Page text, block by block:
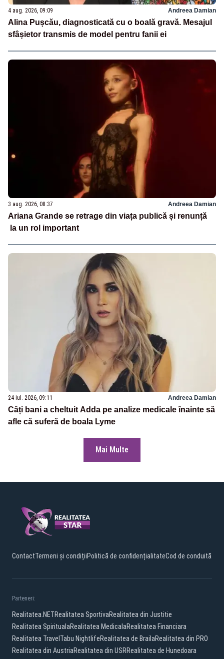
4 aug. 2026, 09:09 Andreea Damian
Alina Pușcău, diagnosticată cu o boală gravă. Mesajul
sfâșietor transmis de model pentru fanii ei
3 aug. 2026, 08:37 Andreea Damian
Ariana Grande se retrage din viața publică și renunță
la un rol important
24 iul. 2026, 09:11 Andreea Damian
Câți bani a cheltuit Adda pe analize medicale înainte să
afle că suferă de boala Lyme
Mai Multe
ContactTermeni și condițiiPolitică de confidențialitateCod de conduită
Parteneri:
Realitatea.NETRealitatea SportivaRealitatea din Justitie
Realitatea SpiritualaRealitatea MedicalaRealitatea Financiara
Realitatea Travel Tabu NightlifeRealitatea de BrailaRealitatea din PRO
Realitatea din AustriaRealitatea din USRRealitatea de Hunedoara